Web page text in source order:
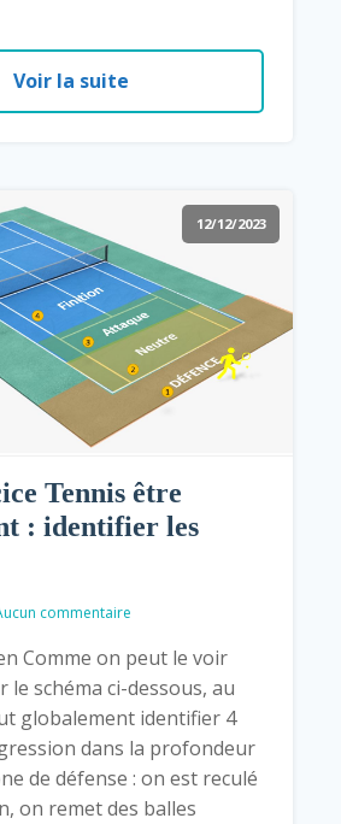
Voir la suite
12/12/2023
Tennis être
: identifier les
commentaire
Comme on peut le voir
le schéma ci-dessous, au
globalement identifier 4
dans la profondeur
de défense : on est reculé
on remet des balles